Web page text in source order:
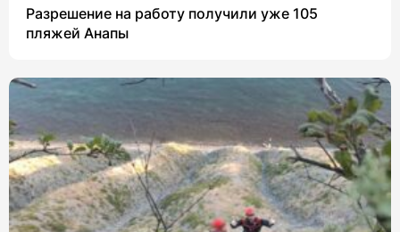
Разрешение на работу получили уже 105
пляжей Анапы